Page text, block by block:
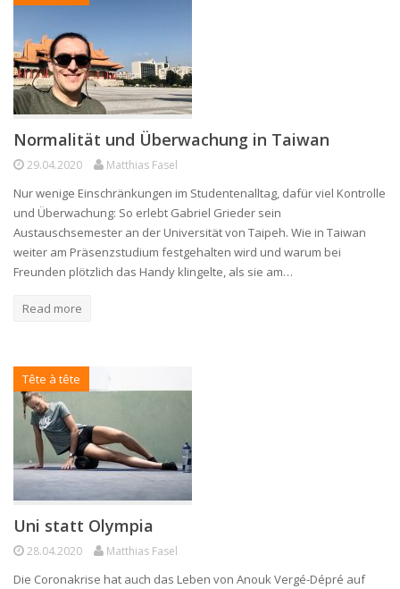
Normalität und Überwachung in Taiwan
29.04.2020 Matthias Fasel
Nur wenige Einschränkungen im Studentenalltag, dafür viel Kontrolle
und Überwachung: So erlebt Gabriel Grieder sein
Austauschsemester an der Universität von Taipeh. Wie in Taiwan
weiter am Präsenzstudium festgehalten wird und warum bei
Freunden plötzlich das Handy klingelte, als sie am…
Read more
Tête à tête
Uni statt Olympia
28.04.2020 Matthias Fasel
Die Coronakrise hat auch das Leben von Anouk Vergé-Dépré auf